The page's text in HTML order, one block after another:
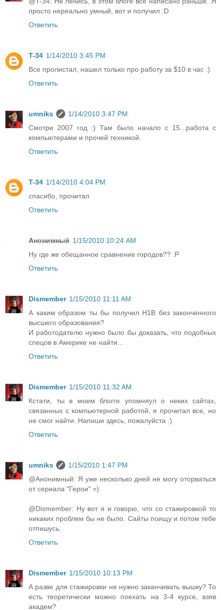
просто нереально умный, вот и получил :D
Ответить
T-34 1/14/2010 3:45 PM
Все пролистал, нашел только про работу за $10 в час :)
Ответить
umniks
1/14/2010 3:47 PM
Смотри 2007 год :) Там было начало с 15...работа с
компьютерами и прочей техникой.
Ответить
T-34 1/14/2010 4:04 PM
спасибо, прочитал
Ответить
Анонимный 1/15/2010 10:24 AM
Ну где же обещанное сравнение городов?? :Р
Ответить
Dismember 1/15/2010 11:11 AM
А каким образом ты бы получил H1B без законченного
высшего образования?
И работодателю нужно было бы доказать, что подобных
спецов в Америке не найти...
Ответить
Dismember 1/15/2010 11:32 AM
Кстати, ты в моем блогге упомняул о неких сайтах,
связанных с компьютерной работой, я прочитал все, но
не смог найти. Напиши здесь, пожалуйста :)
Ответить
umniks
1/15/2010 1:47 PM
@Анонимный: Я уже несколько дней не могу оторваться
от сериала "Герои" =)
@Dismember: Ну вот я и говорю, что со стажировкой то
никаких проблем бы не было. Сайты поищу и потом тебе
отпишусь.
Ответить
Dismember 1/15/2010 10:13 PM
А разве для стажировки не нужно заканчивать вышку? То
есть теоретически можно поехать на 3-4 курсе, взяв
академ?